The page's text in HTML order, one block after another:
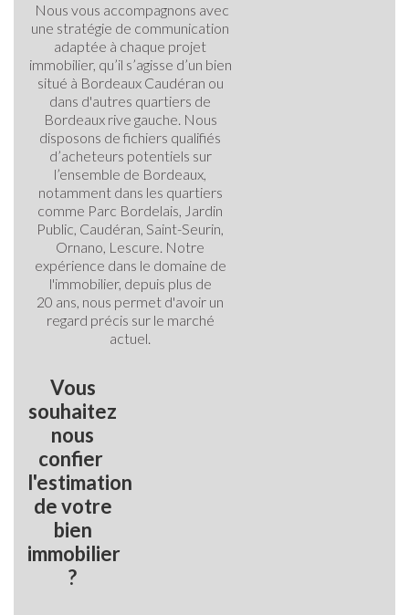
Nous vous accompagnons avec
une stratégie de communication
adaptée à chaque projet
immobilier, qu’il s’agisse d’un bien
situé à Bordeaux Caudéran ou
dans d'autres quartiers de
Bordeaux rive gauche. Nous
disposons de fichiers qualifiés
d’acheteurs potentiels sur
l’ensemble de Bordeaux,
notamment dans les quartiers
comme Parc Bordelais, Jardin
Public, Caudéran, Saint-Seurin,
Ornano, Lescure. Notre
expérience dans le domaine de
l'immobilier, depuis plus de
20 ans, nous permet d'avoir un
regard précis sur le marché
actuel.
Vous
souhaitez
nous
confier
l'estimation
de votre
bien
immobilier
?